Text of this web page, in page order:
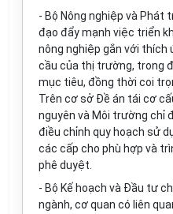
- Bộ Nông nghiệp và Phát
đạo đẩy mạnh việc triển
nông nghiệp gắn với thích
cầu của thị trường, trong
mục tiêu, đồng thời coi
Trên cơ sở Đề án tái cơ
nguyên và Môi trường chỉđ
điều chỉnh quy hoạch sử
các cấp cho phù hợp và
phê duyệt.
- Bộ Kế hoạch và Đầu tư
ngành, cơ quan có liên